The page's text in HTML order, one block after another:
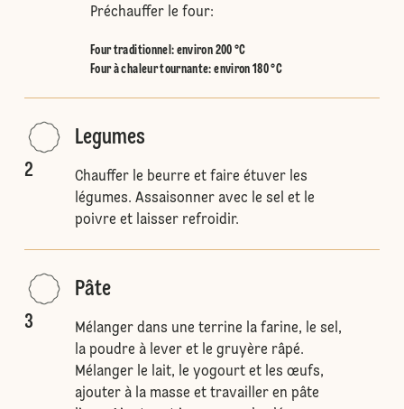
Préchauffer le four:
Four traditionnel : environ 200 °C
Four à chaleur tournante: environ 180 °C
2
Legumes
Chauffer le beurre et faire étuver les
légumes. Assaisonner avec le sel et le
poivre et laisser refroidir.
3
Pâte
Mélanger dans une terrine la farine, le sel,
la poudre à lever et le gruyère râpé.
Mélanger le lait, le yogourt et les œufs,
ajouter à la masse et travailler en pâte